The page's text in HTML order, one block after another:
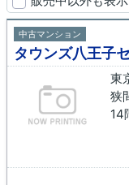
中古マンション
タウンズ八王子
東
狭
14